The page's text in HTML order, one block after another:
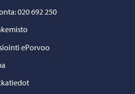
020 692 250
ePorvoo